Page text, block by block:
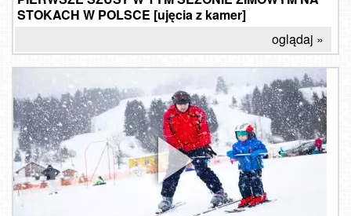
STOKACH W POLSCE [ujęcia z kamer]
oglądaj »